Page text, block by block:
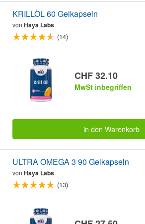
KRILLÖL 60 Gelkapseln
von Haya Labs
(14)
CHF 32.10
MwSt inbegriffen
in den Warenkorb
ULTRA OMEGA 3 90 Gelkapseln
von Haya Labs
(13)